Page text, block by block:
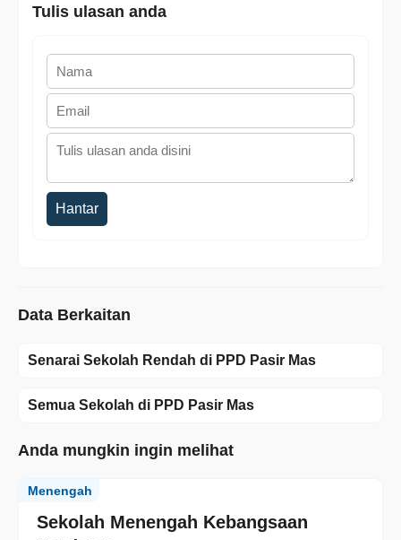
Tulis ulasan anda
Hantar
Data Berkaitan
Senarai Sekolah Rendah di PPD Pasir Mas
Semua Sekolah di PPD Pasir Mas
Anda mungkin ingin melihat
Sekolah Menengah Kebangsaan
Menengah